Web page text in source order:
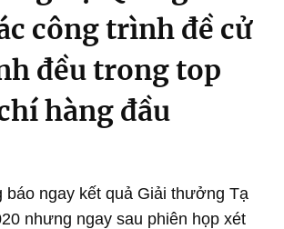
công trình đề cử
đều trong top
hàng đầu
báo ngay kết quả Giải thưởng Tạ
nhưng ngay sau phiên họp xét